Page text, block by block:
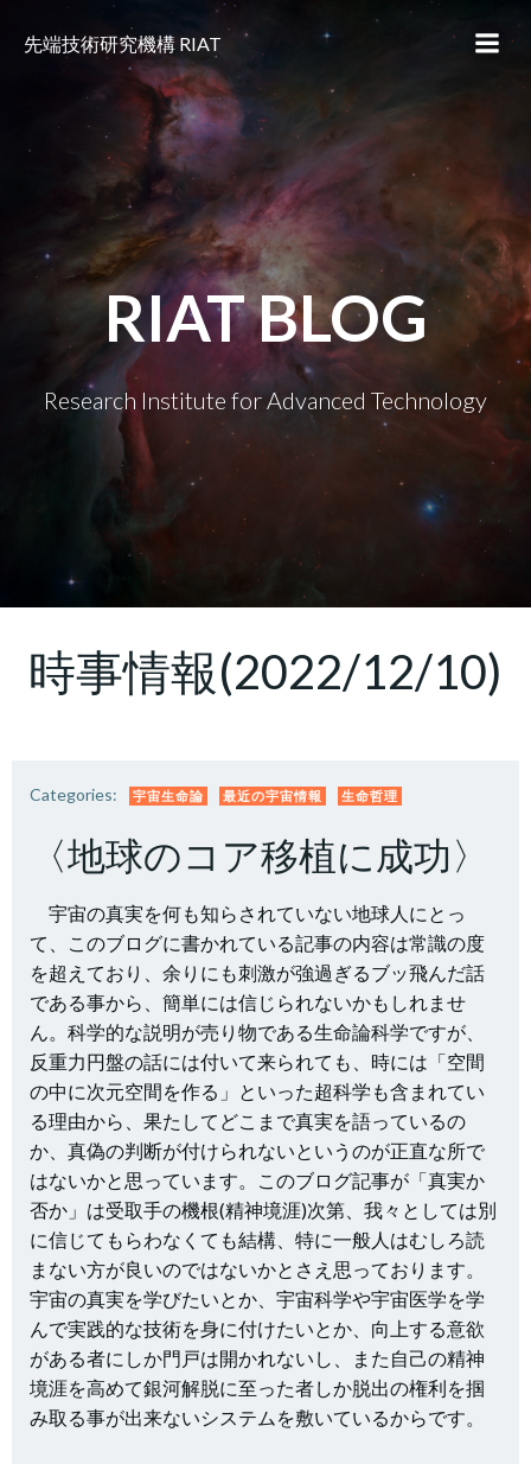
ン
ツ
へ
ス
キ
ッ
プ
先端技術研究機構 RIAT
RIAT BLOG
Research Institute for Advanced Technology
時事情報(2022/12/10)
Categories: 宇宙生命論 最近の宇宙情報 生命哲理
〈地球のコア移植に成功〉
宇宙の真実を何も知らされていない地球人にとっ
て、このブログに書かれている記事の内容は常識の度
を超えており、余りにも刺激が強過ぎるブッ飛んだ話
である事から、簡単には信じられないかもしれませ
ん。科学的な説明が売り物である生命論科学ですが、
反重力円盤の話には付いて来られても、時には「空間
の中に次元空間を作る」といった超科学も含まれてい
る理由から、果たしてどこまで真実を語っているの
か、真偽の判断が付けられないというのが正直な所で
はないかと思っています。このブログ記事が「真実か
否か」は受取手の機根(精神境涯)次第、我々としては別
に信じてもらわなくても結構、特に一般人はむしろ読
まない方が良いのではないかとさえ思っております。
宇宙の真実を学びたいとか、宇宙科学や宇宙医学を学
んで実践的な技術を身に付けたいとか、向上する意欲
がある者にしか門戸は開かれないし、また自己の精神
境涯を高めて銀河解脱に至った者しか脱出の権利を掴
み取る事が出来ないシステムを敷いているからです。